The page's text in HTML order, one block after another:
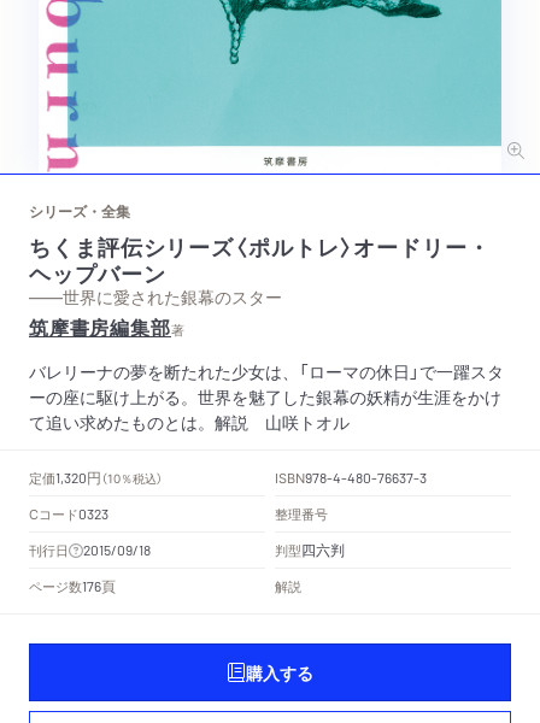
シリーズ・全集
ちくま評伝シリーズ〈ポルトレ〉オードリー・
ヘップバーン
——世界に愛された銀幕のスター
筑摩書房編集部著
バレリーナの夢を断たれた少女は、「ローマの休日」で一躍スタ
ーの座に駆け上がる。世界を魅了した銀幕の妖精が生涯をかけ
て追い求めたものとは。解説 山咲トオル
定価1,320円 （10％税込） ISBN978-4-480-76637-3
Cコード0323
整理番号
刊行日
2015/09/18 判型四六判
ページ数176頁 解説
購入する